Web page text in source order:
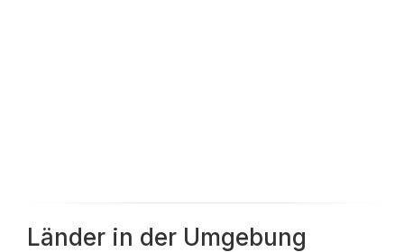
Länder in der Umgebung